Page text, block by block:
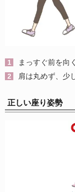
まっすぐ前を向く
肩は丸めず、少
正しい座り姿勢